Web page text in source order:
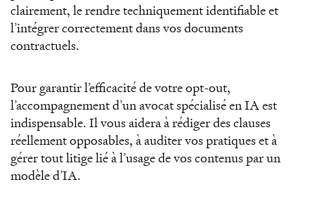
clairement, le rendre techniquement identifiable et
l’intégrer correctement dans vos documents
contractuels.
Pour garantir l’efficacité de votre opt-out,
l’accompagnement d’un avocat spécialisé en IA est
indispensable. Il vous aidera à rédiger des clauses
réellement opposables, à auditer vos pratiques et à
gérer tout litige lié à l’usage de vos contenus par un
modèle d’IA.